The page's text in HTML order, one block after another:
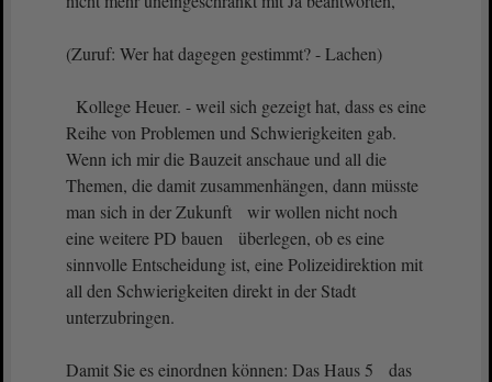
(Zuruf: Wer hat dagegen gestimmt? - Lachen)
Kollege Heuer. - weil sich gezeigt hat, dass es eine
Reihe von Problemen und Schwierigkeiten gab.
Wenn ich mir die Bauzeit anschaue und all die
Themen, die damit zusammenhängen, dann müsste
man sich in der Zukunft wir wollen nicht noch
eine weitere PD bauen überlegen, ob es eine
sinnvolle Entscheidung ist, eine Polizeidirektion mit
all den Schwierigkeiten direkt in der Stadt
unterzubringen.
Damit Sie es einordnen können: Das Haus 5 das